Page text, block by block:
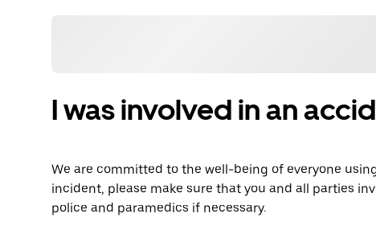
I was involved in an
We are committed to the well-being of everyone
incident, please make sure that you and all parties
police and paramedics if necessary.